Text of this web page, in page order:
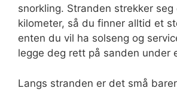
snorkling. Stranden strekker seg
kilometer, så du finner alltid et
enten du vil ha solseng og
legge deg rett på sanden under
Langs stranden er det små